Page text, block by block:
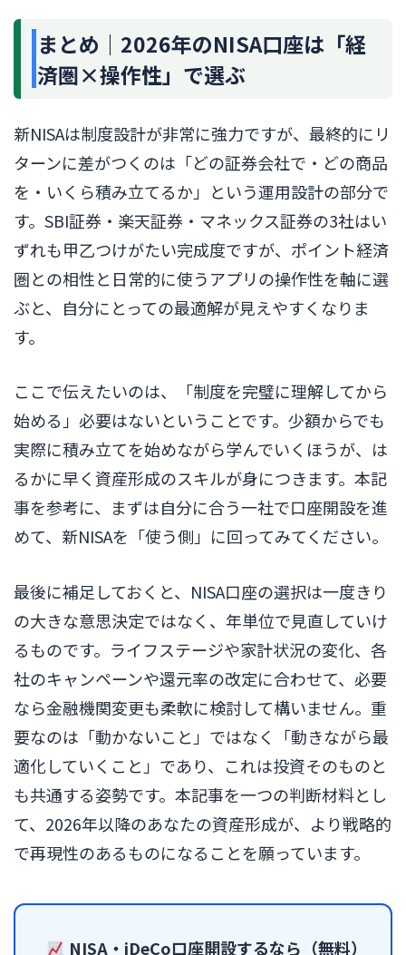
まとめ｜2026年のNISA口座は「経
済圏×操作性」で選ぶ
新NISAは制度設計が非常に強力ですが、最終的にリ
ターンに差がつくのは「どの証券会社で・どの商品
を・いくら積み立てるか」という運用設計の部分で
す。SBI証券・楽天証券・マネックス証券の3社はい
ずれも甲乙つけがたい完成度ですが、ポイント経済
圏との相性と日常的に使うアプリの操作性を軸に選
ぶと、自分にとっての最適解が見えやすくなりま
す。
ここで伝えたいのは、「制度を完璧に理解してから
始める」必要はないということです。少額からでも
実際に積み立てを始めながら学んでいくほうが、は
るかに早く資産形成のスキルが身につきます。本記
事を参考に、まずは自分に合う一社で口座開設を進
めて、新NISAを「使う側」に回ってみてください。
最後に補足しておくと、NISA口座の選択は一度きり
の大きな意思決定ではなく、年単位で見直していけ
るものです。ライフステージや家計状況の変化、各
社のキャンペーンや還元率の改定に合わせて、必要
なら金融機関変更も柔軟に検討して構いません。重
要なのは「動かないこと」ではなく「動きながら最
適化していくこと」であり、これは投資そのものと
も共通する姿勢です。本記事を一つの判断材料とし
て、2026年以降のあなたの資産形成が、より戦略的
で再現性のあるものになることを願っています。
NISA・iDeCo口座開設するなら（無料）